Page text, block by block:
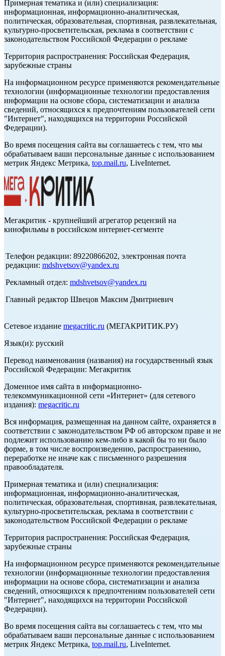
Примерная тематика и (или) специализация:
информационная, информационно-аналитическая,
политическая, образовательная, спортивная, развлекательная,
культурно-просветительская, реклама в соответствии с
законодательством Российской Федерации о рекламе
Территория распространения: Российская Федерация,
зарубежные страны
На информационном ресурсе применяются рекомендательные
технологии (информационные технологии предоставления
информации на основе сбора, систематизации и анализа
сведений, относящихся к предпочтениям пользователей сети
"Интернет", находящихся на территории Российской
Федерации).
Во время посещения сайта вы соглашаетесь с тем, что мы
обрабатываем ваши персональные данные с использованием
метрик Яндекс Метрика, top.mail.ru, LiveInternet.
Мегакритик - крупнейший агрегатор рецензий на
кинофильмы в российском интернет-сегменте
Телефон редакции: 89220866202, электронная почта
редакции: mdshvetsov@yandex.ru
Рекламный отдел: mdshvetsov@yandex.ru
Главный редактор Швецов Максим Дмитриевич
Сетевое издание megacritic.ru (МЕГАКРИТИК.РУ)
Язык(и): русский
Перевод наименования (названия) на государственный язык
Российской Федерации: Мегакритик
Доменное имя сайта в информационно-
телекоммуникационной сети «Интернет» (для сетевого
издания): megacritic.ru
Вся информация, размещенная на данном сайте, охраняется в
соответствии с законодательством РФ об авторском праве и не
подлежит использованию кем-либо в какой бы то ни было
форме, в том числе воспроизведению, распространению,
переработке не иначе как с письменного разрешения
правообладателя.
Примерная тематика и (или) специализация:
информационная, информационно-аналитическая,
политическая, образовательная, спортивная, развлекательная,
культурно-просветительская, реклама в соответствии с
законодательством Российской Федерации о рекламе
Территория распространения: Российская Федерация,
зарубежные страны
На информационном ресурсе применяются рекомендательные
технологии (информационные технологии предоставления
информации на основе сбора, систематизации и анализа
сведений, относящихся к предпочтениям пользователей сети
"Интернет", находящихся на территории Российской
Федерации).
Во время посещения сайта вы соглашаетесь с тем, что мы
обрабатываем ваши персональные данные с использованием
метрик Яндекс Метрика, top.mail.ru, LiveInternet.